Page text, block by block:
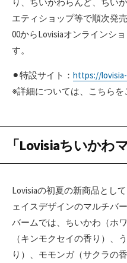
エティショップ等で順次発
00からLovisiaオンラインシ
す。
⚫︎特設サイト： https://
※詳細については、こちらを
「Lovisiaちいかわ
Lovisiaの初夏の新商品とし
ェイスデザインのマルチバ
バームでは、ちいかわ（ホ
（キンモクセイの香り）、
り）、モモンガ（サクラの